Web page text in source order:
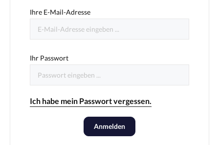
Ihre E-Mail-Adresse
Ihr Passwort
Ich habe mein Passwort vergessen.
Anmelden